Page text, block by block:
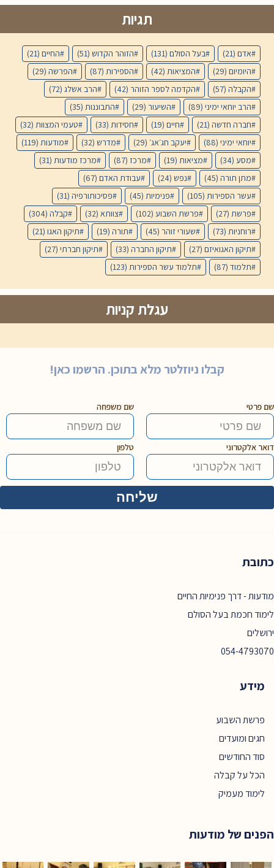
תגיות
אדם (21) בעל הסולם (131) הזוהר הקדוש (51) החיים (21)
היומיום (29) המציאות (42) הספירות (87) הפרשה (29)
הקבלה (57) הקדמה לספר הזוהר (42) הרב אשלג (72)
הרב יוחאי ימיני (89) השיעור (29) התבוננות (35)
חברה חדשה (21) חיים (19) חסידות (33) טעמי המצוות (32)
יוחאי ימיני (88) יעקב חג׳אג׳ (29) מדרש (32) מודעות (119)
מסע (34) מציאות (19) מרכז (87) מרכז מודעות (31)
מתן תורה (45) נפש (24) עבודת האדם (67)
עשר הספירות (105) פנימיות (45) פסיכותורפיה (31)
פרשת (27) פרשת השבוע (102) צוותא (32) קבלה (304)
רוחניות (73) שעורי זוהר (45) תורה (19) תיקון האגו (21)
תיקון האגואיזם (27) תיקון החברה (33) תיקון חברתי (27)
תלמוד (87) תלמוד עשר הספירות (123)
עגלת קניות
קבלו ניוזלטר מלא בתוכן. הרשמו כאן!
שם פרטי שם משפחה
דואר אלקטרוני טלפון
כתובת
מודעות - דרך פנימיות החיים
לימוד חכמת בעל הסולם
ירושלים
054-4793070
מידע
פרשת השבוע
חגים ומועדים
סוד החודשים
הכל על קבלה
לימוד מעמיק
הפנים של מודעות